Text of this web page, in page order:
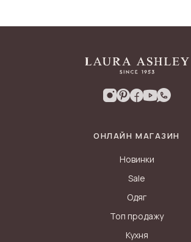
ОНЛАЙН МАГАЗИН
Новинки
Sale
Одяг
Топ продажу
Кухня